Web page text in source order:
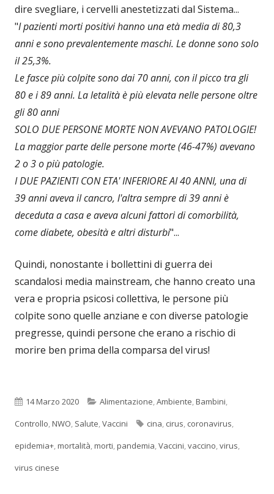
dire svegliare, i cervelli anestetizzati dal Sistema...
"I pazienti morti positivi hanno una età media di 80,3
anni e sono prevalentemente maschi. Le donne sono solo
il 25,3%.
Le fasce più colpite sono dai 70 anni, con il picco tra gli
80 e i 89 anni. La letalità è più elevata nelle persone oltre
gli 80 anni
SOLO DUE PERSONE MORTE NON AVEVANO PATOLOGIE!
La maggior parte delle persone morte (46-47%) avevano
2 o 3 o più patologie.
I DUE PAZIENTI CON ETA' INFERIORE AI 40 ANNI, una di
39 anni aveva il cancro, l'altra sempre di 39 anni è
deceduta a casa e aveva alcuni fattori di comorbilità,
come diabete, obesità e altri disturbi"...
Quindi, nonostante i bollettini di guerra dei
scandalosi media mainstream, che hanno creato una
vera e propria psicosi collettiva, le persone più
colpite sono quelle anziane e con diverse patologie
pregresse, quindi persone che erano a rischio di
morire ben prima della comparsa del virus!
Pubblicato
14 Marzo 2020 Categorie
Alimentazione,Ambiente,Bambini,
Controllo,NWO, Salute,Vaccini Tag
cina, cirus, coronavirus,
epidemia+,mortalità,morti,pandemia,Vaccini,vaccino,virus,
virus cinese